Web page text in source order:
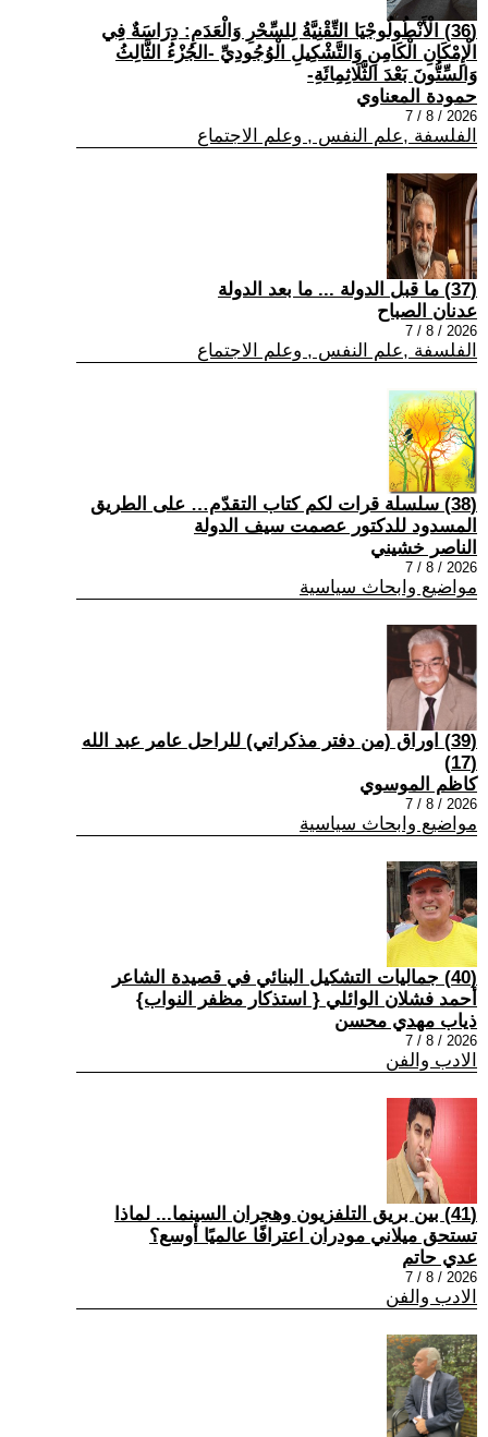
(36) الْأَنْطُولُوجْيَا التِّقْنِيَّةُ لِلسِّحْرِ وَالْعَدَمِ: دِرَاسَةٌ فِي
الْإِمْكَانِ الْكَامِنِ وَالتَّشْكِيلِ الْوُجُودِيِّ -الجُزْءُ الثَّالِثُ
وَالسِّتُّونَ بَعْدَ الثَّلَاثِمِائَةِ-
حمودة المعناوي
2026 / 8 / 7
الفلسفة ,علم النفس , وعلم الاجتماع
(37) ما قبل الدولة ... ما بعد الدولة
عدنان الصباح
2026 / 8 / 7
الفلسفة ,علم النفس , وعلم الاجتماع
(38) سلسلة قرات لكم كتاب التقدّم… على الطريق
المسدود للدكتور عصمت سيف الدولة
الناصر خشيني
2026 / 8 / 7
مواضيع وابحاث سياسية
(39) اوراق (من دفتر مذكراتي) للراحل عامر عبد الله
(17)
كاظم الموسوي
2026 / 8 / 7
مواضيع وابحاث سياسية
(40) جماليات التشكيل البنائي في قصيدة الشاعر
أحمد فشلان الوائلي { استذكار مظفر النواب}
ذياب مهدي محسن
2026 / 8 / 7
الادب والفن
(41) بين بريق التلفزيون وهجران السينما... لماذا
تستحق ميلاني مودران اعترافًا عالميًا أوسع؟
عدي حاتم
2026 / 8 / 7
الادب والفن